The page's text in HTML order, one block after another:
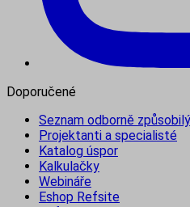
Doporučené
Seznam odborně
Projektanti a specialisté
Katalog úspor
Kalkulačky
Webináře
Eshop Refsite